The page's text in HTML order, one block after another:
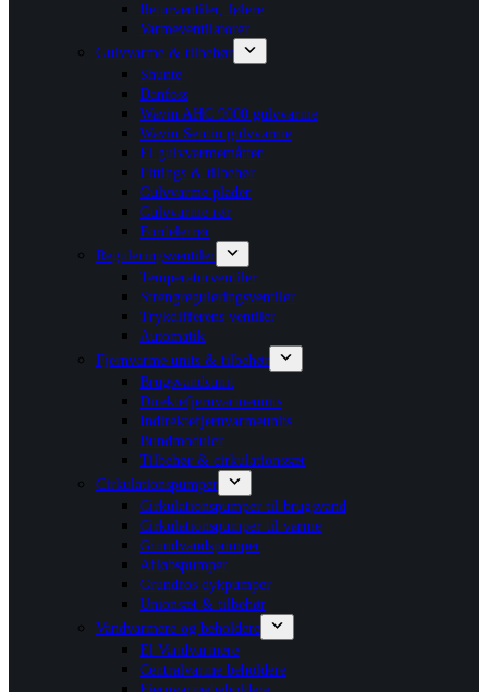
Returventiler, følere
Varmeventilatorer
Gulvvarme & tilbehør
Shunte
Danfoss
Wavin AHC 9000 gulvvarme
Wavin Sentio gulvvarme
El gulvvarmemåtter
Fittings & tilbehør
Gulvvarme plader
Gulvvarme rør
Fordelerrør
Reguleringsventiler
Temperaturventiler
Strengreguleringsventiler
Trykdifferens ventiler
Automatik
Fjernvarme units & tilbehør
Brugsvandsunit
Direktefjernvarmeunits
Indirektefjernvarmeunits
Bundmoduler
Tilbehør & cirkulationssæt
Cirkulationspumper
Cirkulationspumper til brugsvand
Cirkulationspumper til varme
Grundvandspumper
Afløbspumper
Grundfos dykpumper
Unionsæt & tilbehør
Vandvarmere og beholdere
El Vandvarmere
Centralvarme beholdere